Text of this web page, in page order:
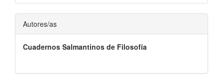
Contenido
principal
del
artículo
Autores/as
Cuadernos Salmantinos de Filosofía